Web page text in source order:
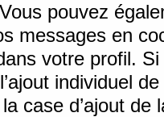
pouvez
messages en
votre profil.
individuel
case d’ajout